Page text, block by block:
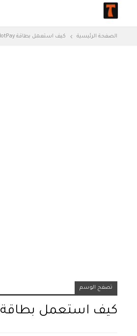
الصفحة الرئيسية كيف استعمل بطاقة RedotPay؟
تصفح الوسم
كيف استعمل بطاقة RedotPay؟